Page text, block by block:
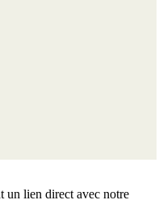
un lien direct avec notre